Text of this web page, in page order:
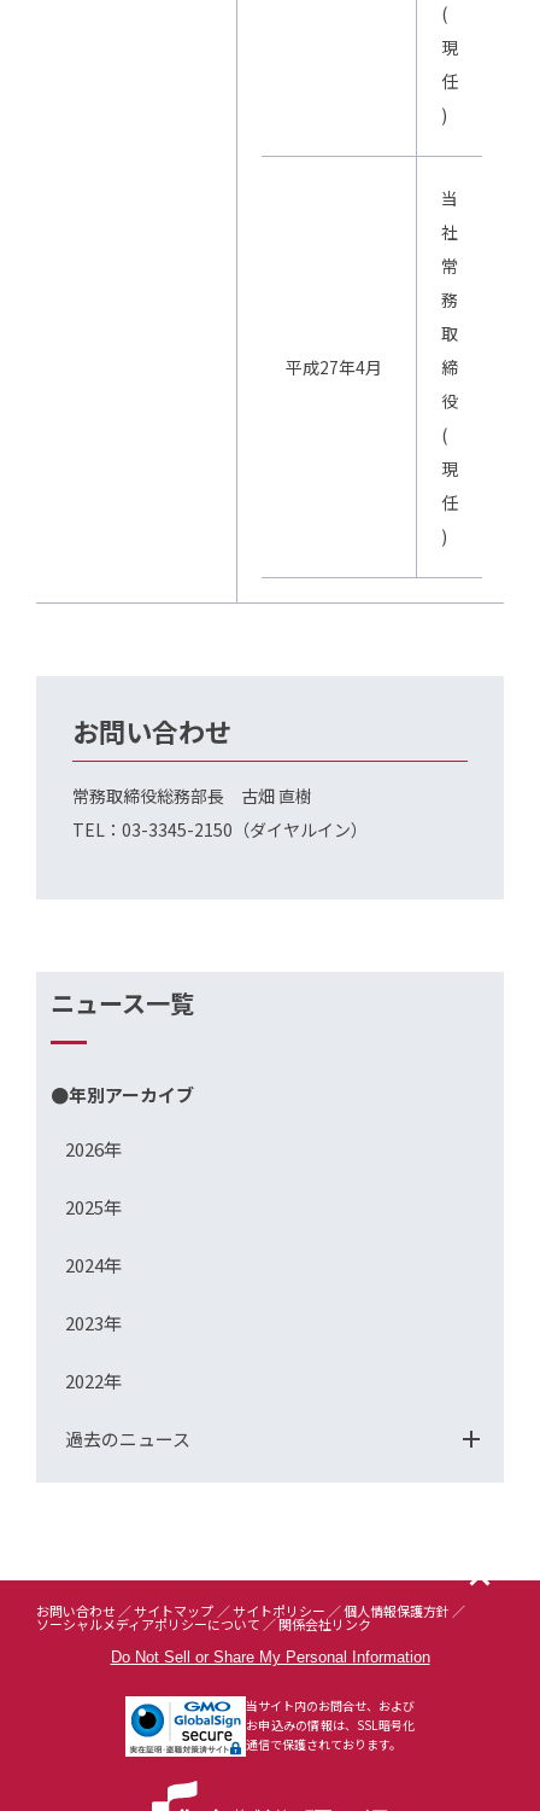
ニュース一覧
●年別アーカイブ
2026年
2025年
2024年
2023年
2022年
過去のニュース
(
現
任
)
平成27年4月
当
社
常
務
取
締
役
(
現
任
)
お問い合わせ
常務取締役総務部長 古畑 直樹
TEL：03-3345-2150（ダイヤルイン）
お問い合わせ サイトマップ サイトポリシー 個人情報保護方針
ソーシャルメディアポリシーについて 関係会社リンク
Do Not Sell or Share My Personal Information
当サイト内のお問合せ、および
お申込みの情報は、SSL暗号化
通信で保護されております。